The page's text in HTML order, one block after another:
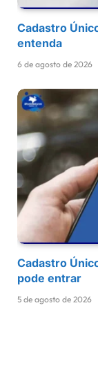
Cadastro
entenda
6 de agosto de 2026
Cadastro
pode entrar
5 de agosto de 2026